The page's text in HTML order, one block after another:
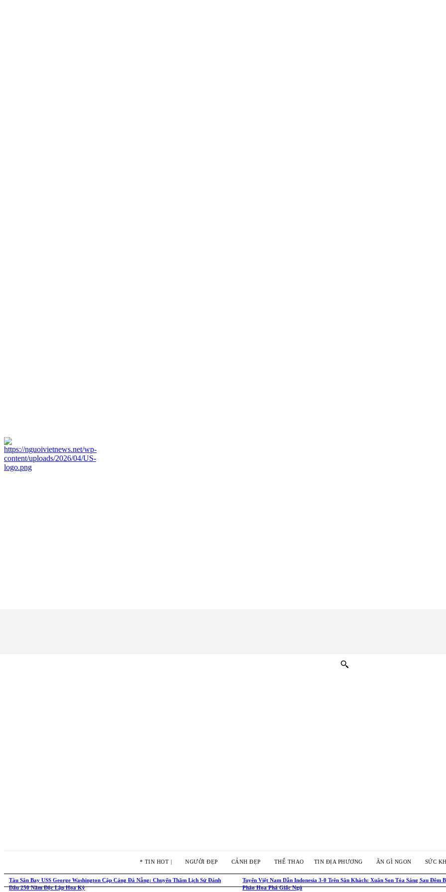
* TIN HOT | NGƯỜI ĐẸP CẢNH ĐẸP THỂ THAO TIN ĐỊA PHƯƠNG ĂN GÌ NGON SỨC
Tàu Sân Bay USS George Washington Cập Cảng Đà Nẵng: Chuyến Thăm Lịch Sử Đánh
Dấu 250 Năm Độc Lập Hoa Kỳ
Tuyển Việt Nam Dẫn Indonesia 3-0 Trên Sân Khách: Xuân Son Tỏa Sáng Sau Đêm
Pháo Hoa Phá Giấc Ngủ